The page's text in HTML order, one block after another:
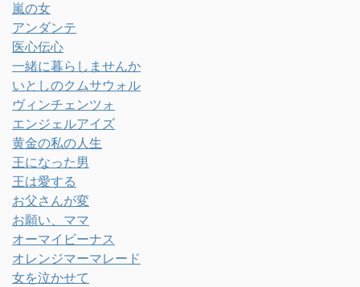
嵐の女
アンダンテ
医心伝心
一緒に暮らしませんか
いとしのクムサウォル
ヴィンチェンツォ
エンジェルアイズ
黄金の私の人生
王になった男
王は愛する
お父さんが変
お願い、ママ
オーマイビーナス
オレンジマーマレード
女を泣かせて